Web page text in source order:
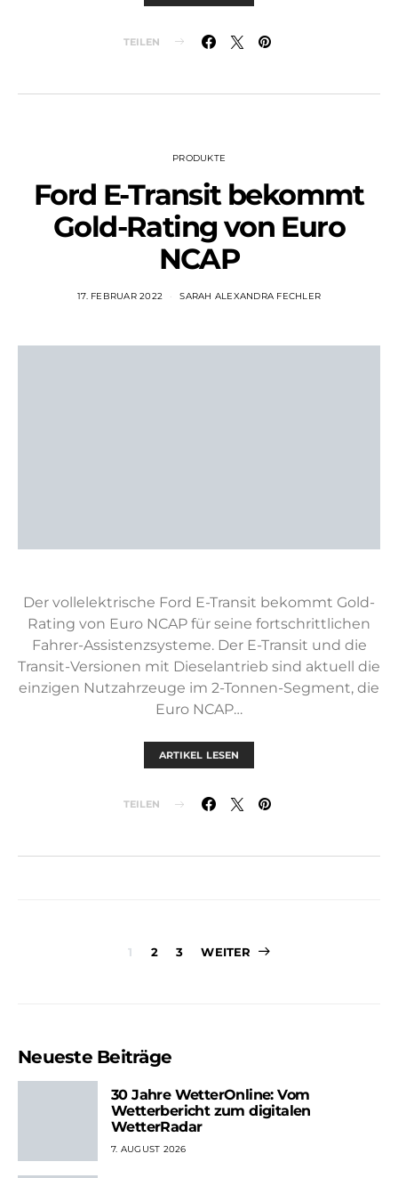
TEILEN
PRODUKTE
Ford E-Transit bekommt
Gold-Rating von Euro
NCAP
17. FEBRUAR 2022 SARAH ALEXANDRA FECHLER
Der vollelektrische Ford E-Transit bekommt Gold-
Rating von Euro NCAP für seine fortschrittlichen
Fahrer-Assistenzsysteme. Der E-Transit und die
Transit-Versionen mit Dieselantrieb sind aktuell die
einzigen Nutzahrzeuge im 2-Tonnen-Segment, die
Euro NCAP…
ARTIKEL LESEN
TEILEN
1 2 3 WEITER
Neueste Beiträge
30 Jahre WetterOnline: Vom
Wetterbericht zum digitalen
WetterRadar
7. AUGUST 2026